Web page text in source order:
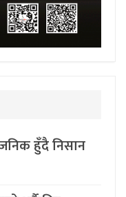
हुँदै निसान